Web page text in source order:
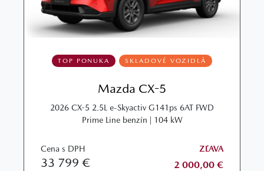
TOP PONUKA SKLADOVÉ VOZIDLÁ
Mazda CX-5
2026 CX-5 2.5L e-Skyactiv G141ps 6AT FWD
Prime Line benzín | 104 kW
Cena s DPH
33 799 €
ZĽAVA
2 000,00 €